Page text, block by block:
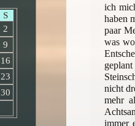
ich
haben
paar
was
nicht
mehr
immer
S
2
9
16
23
30